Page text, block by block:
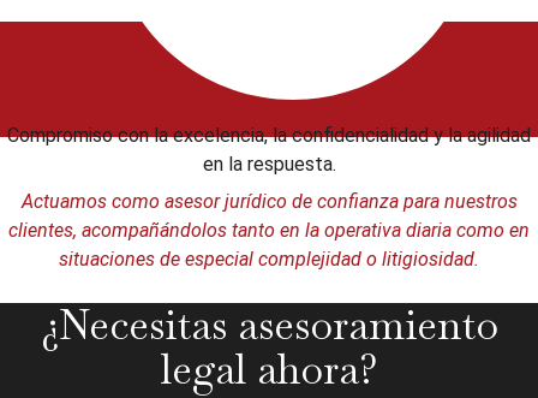
Compromiso con la excelencia, la confidencialidad y la agilidad
en la respuesta.
Actuamos como asesor jurídico de confianza para nuestros
clientes, acompañándolos tanto en la operativa diaria como en
situaciones de especial complejidad o litigiosidad.
¿Necesitas asesoramiento
legal ahora?